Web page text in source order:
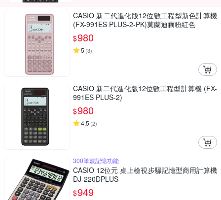
CASIO 新二代進化版12位數工程型新色計算機
(FX-991ES PLUS-2-PK)莫蘭迪藕粉紅色
$980
5 (3)
CASIO 新二代進化版12位數工程型計算機 (FX-
991ES PLUS-2)
$980
4.5 (2)
300筆數記憶功能
CASIO 12位元 桌上檢視步驟記憶型商用計算機
DJ-220DPLUS
$949